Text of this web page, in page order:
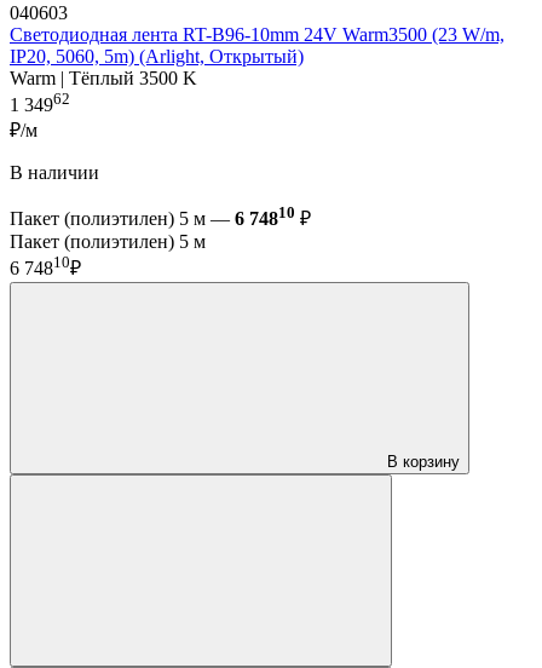
040603
Светодиодная лента RT-B96-10mm 24V Warm3500 (23 W/m,
IP20, 5060, 5m) (Arlight, Открытый)
Warm | Тёплый 3500 K
1 34962
₽/м
В наличии
Пакет (полиэтилен) 5 м — 6 74810 ₽
Пакет (полиэтилен) 5 м
6 74810₽
В корзину